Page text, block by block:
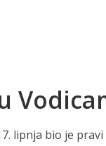
lipnja bio je